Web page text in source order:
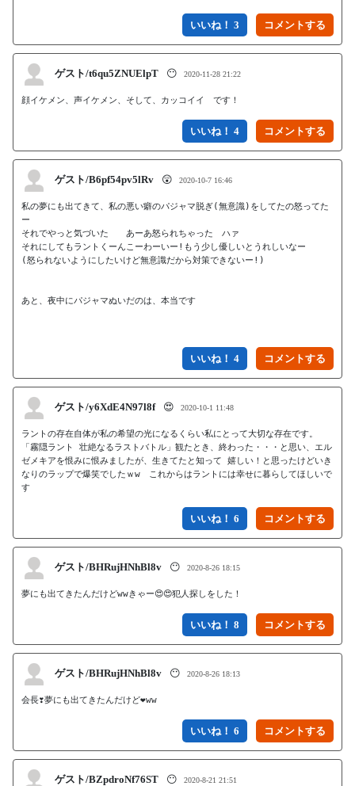
いいね！ 3
ゲスト/t6qu5ZNUElpT 😶 2020-11-28 21:22
顔イケメン、声イケメン、そして、カッコイイ　です！
いいね！ 4
ゲスト/B6pf54pv5lRv 😲 2020-10-7 16:46
私の夢にも出てきて、私の悪い癖のパジャマ脱ぎ(無意識)をしてたの怒ってた
ー
それでやっと気づいた　　あーあ怒られちゃった　ハァ
それにしてもラントくーんこーわーいー!もう少し優しいとうれしいなー
(怒られないようにしたいけど無意識だから対策できないー!)
あと、夜中にパジャマぬいだのは、本当です
いいね！ 4
ゲスト/y6XdE4N97l8f 😍 2020-10-1 11:48
ラントの存在自体が私の希望の光になるくらい私にとって大切な存在です。
「霧隠ラント 壮絶なるラストバトル」観たとき、終わった・・・と思い、エル
ゼメキアを恨みに恨みましたが、生きてたと知って 嬉しい！と思ったけどいき
なりのラップで爆笑でしたｗw　これからはラントには幸せに暮らしてほしいで
す
いいね！ 6
ゲスト/BHRujHNhBl8v 😶 2020-8-26 18:15
夢にも出てきたんだけどwwきゃー😍😍犯人探しをした！
いいね！ 8
ゲスト/BHRujHNhBl8v 😶 2020-8-26 18:13
会長❣️夢にも出てきたんだけど❤️ww
いいね！ 6
ゲスト/BZpdroNf76ST 😶 2020-8-21 21:51